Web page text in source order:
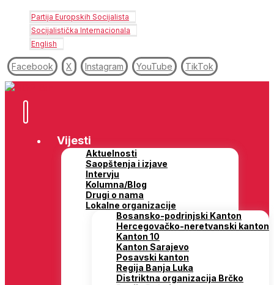
Partija Europskih Socijalista
Socijalistička Internacionala
English
Facebook X Instagram YouTube TikTok
Vijesti
Aktuelnosti
Saopštenja i izjave
Intervju
Kolumna/Blog
Drugi o nama
Lokalne organizacije
Bosansko-podrinjski Kanton
Hercegovačko-neretvanski kanton
Kanton 10
Kanton Sarajevo
Posavski kanton
Regija Banja Luka
Distriktna organizacija Brčko